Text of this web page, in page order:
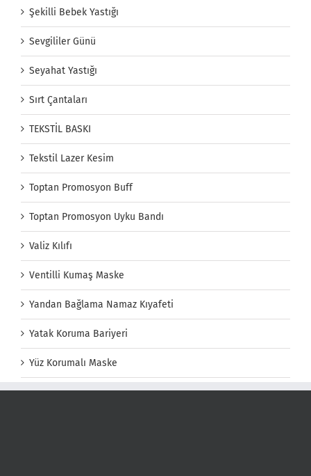
Şekilli Bebek Yastığı
Sevgililer Günü
Seyahat Yastığı
Sırt Çantaları
TEKSTİL BASKI
Tekstil Lazer Kesim
Toptan Promosyon Buff
Toptan Promosyon Uyku Bandı
Valiz Kılıfı
Ventilli Kumaş Maske
Yandan Bağlama Namaz Kıyafeti
Yatak Koruma Bariyeri
Yüz Korumalı Maske